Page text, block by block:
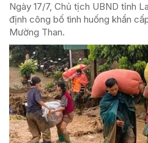
Ngày 17/7, Chủ tịch UBND tỉnh
định công bố tình huống khẩn
Mường Than.